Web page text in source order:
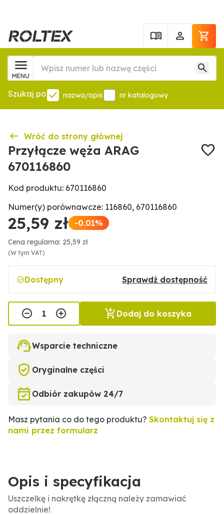
MENU
Szukaj po nazwa/opis nr katalogowy
Wróć do strony głównej
Przyłącze węża ARAG
670116860
Kod produktu: 670116860
Numer(y) porównawcze: 116860, 670116860
25,59 zł -0.01%
Cena regularna: 25,59 zł
(W tym VAT)
Dostępny Sprawdź dostępność
Dodaj do koszyka
Wsparcie techniczne
Oryginalne części
Odbiór zakupów 24/7
Masz pytania co do tego produktu? Skontaktuj się z
nami przez formularz
Opis i specyfikacja
Uszczelkę i nakrętkę złączną należy zamawiać
oddzielnie!